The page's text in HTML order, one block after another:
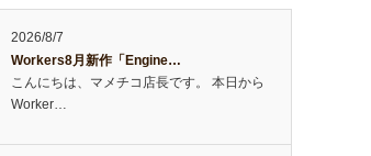
2026/8/7
Workers8月新作「Engine…
こんにちは、マメチコ店長です。 本日から
Worker…